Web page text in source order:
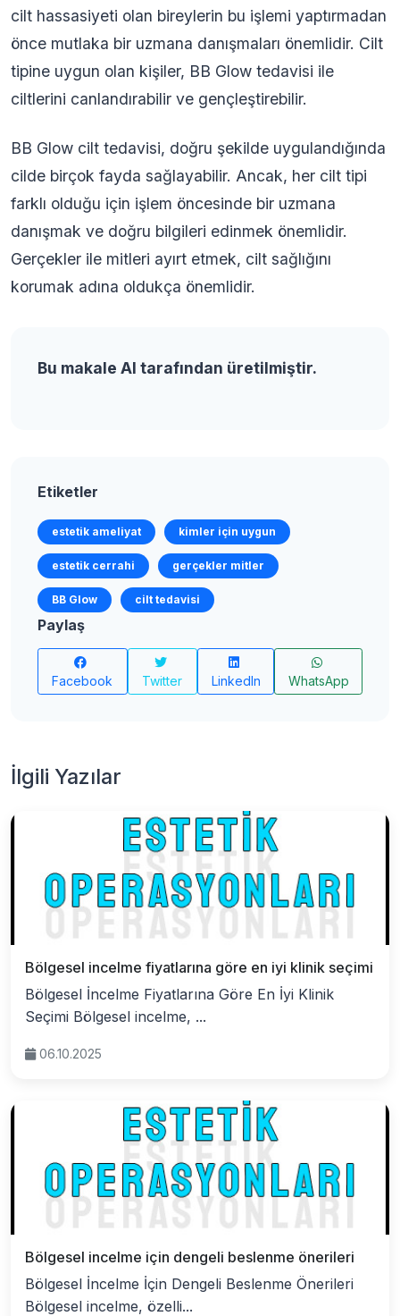
cilt hassasiyeti olan bireylerin bu işlemi yaptırmadan
önce mutlaka bir uzmana danışmaları önemlidir. Cilt
tipine uygun olan kişiler, BB Glow tedavisi ile
ciltlerini canlandırabilir ve gençleştirebilir.
BB Glow cilt tedavisi, doğru şekilde uygulandığında
cilde birçok fayda sağlayabilir. Ancak, her cilt tipi
farklı olduğu için işlem öncesinde bir uzmana
danışmak ve doğru bilgileri edinmek önemlidir.
Gerçekler ile mitleri ayırt etmek, cilt sağlığını
korumak adına oldukça önemlidir.
Bu makale AI tarafından üretilmiştir.
Etiketler
estetik ameliyat kimler için uygun
estetik cerrahi gerçekler mitler
BB Glow cilt tedavisi
Paylaş
Facebook Twitter LinkedIn WhatsApp
İlgili Yazılar
Bölgesel incelme fiyatlarına göre en iyi klinik seçimi
Bölgesel İncelme Fiyatlarına Göre En İyi Klinik
Seçimi Bölgesel incelme, ...
06.10.2025
Bölgesel incelme için dengeli beslenme önerileri
Bölgesel İncelme İçin Dengeli Beslenme Önerileri
Bölgesel incelme, özelli...